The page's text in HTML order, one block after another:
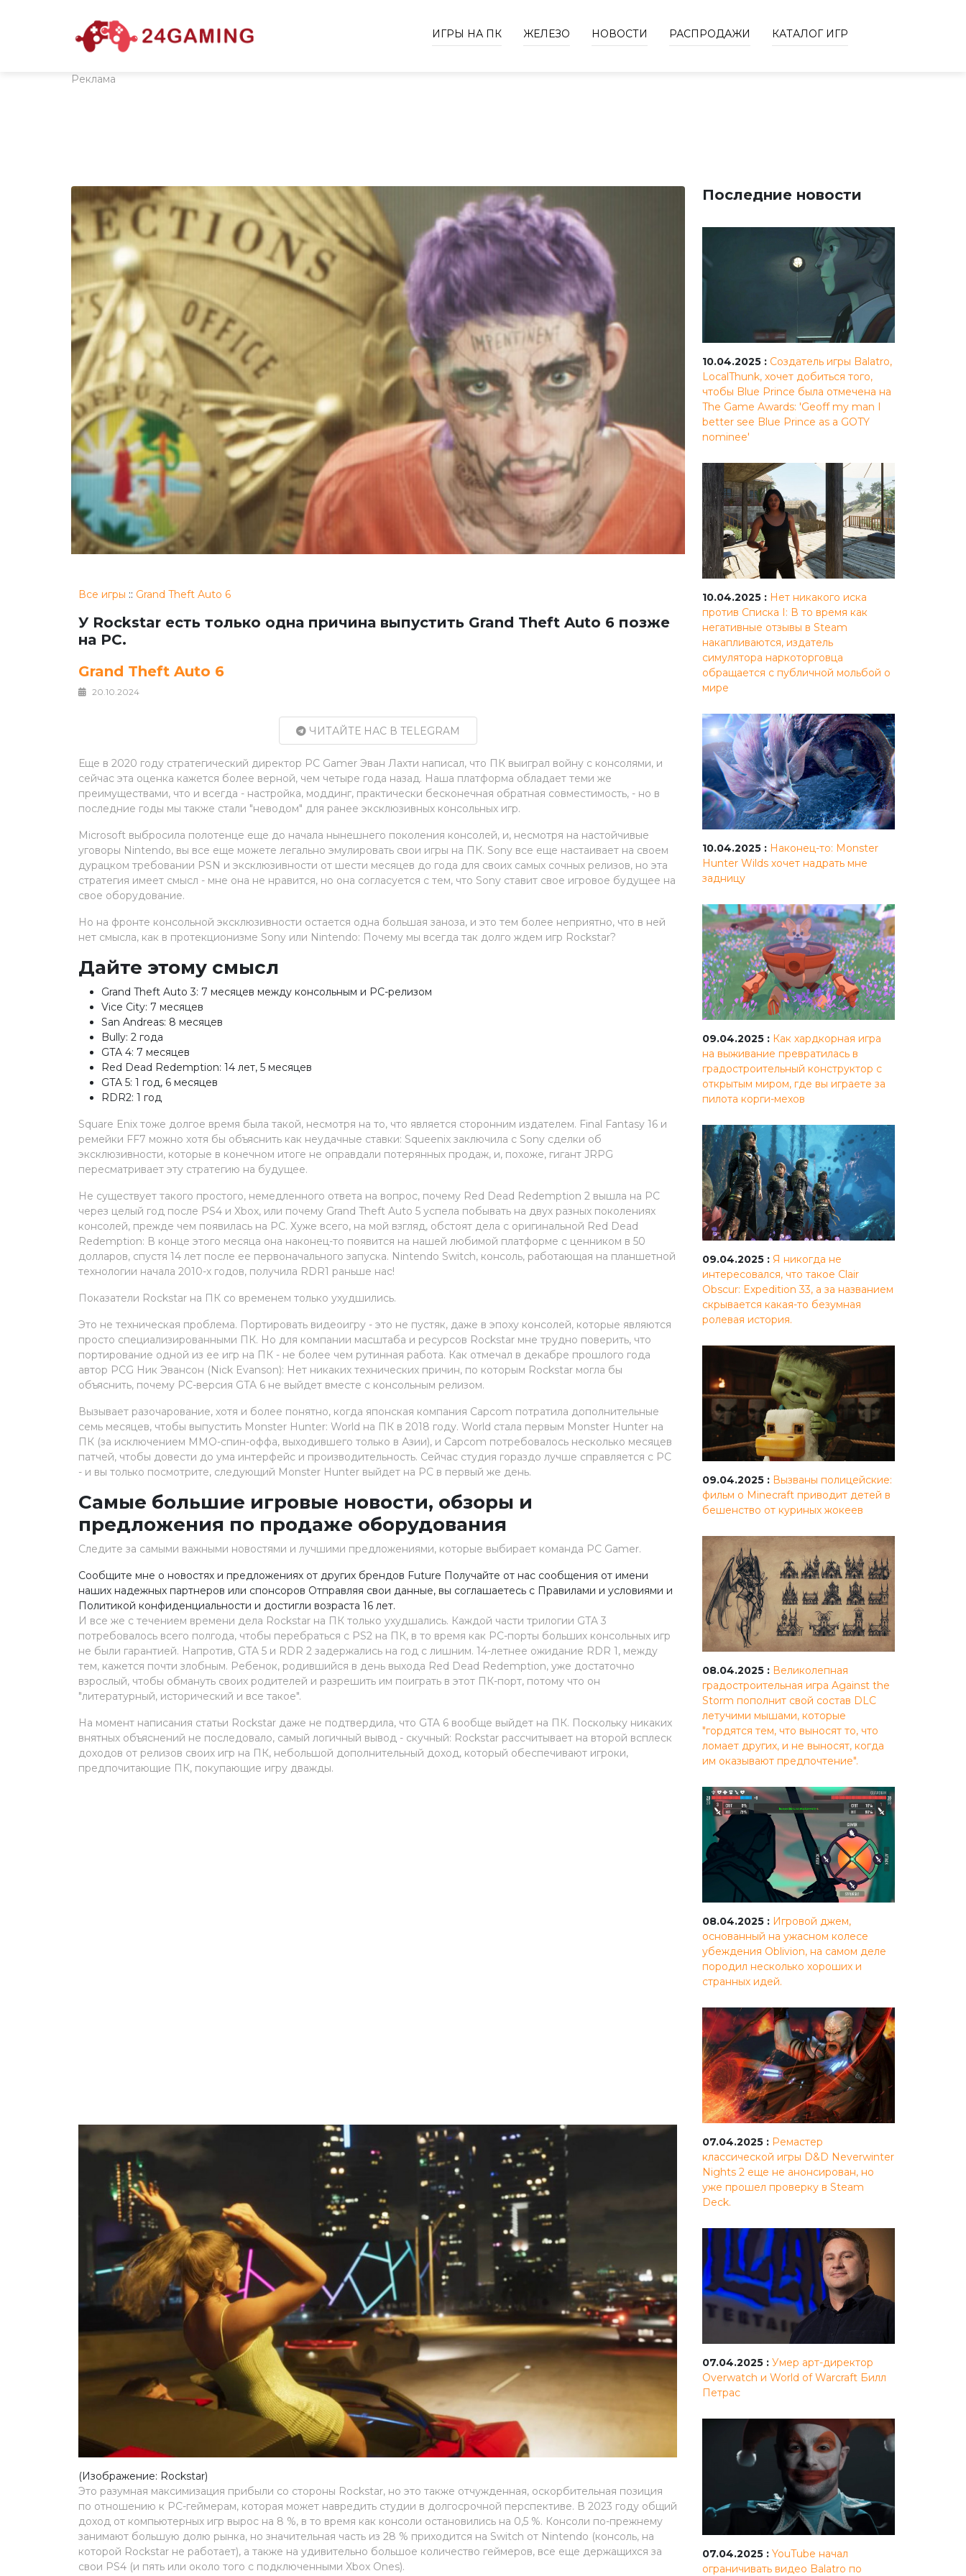
ИГРЫ НА ПК ЖЕЛЕЗО НОВОСТИ РАСПРОДАЖИ КАТАЛОГ ИГР
Реклама
Все игры :: Grand Theft Auto 6
У Rockstar есть только одна причина выпустить Grand Theft Auto 6 позже
на PC.
Grand Theft Auto 6
20.10.2024
ЧИТАЙТЕ НАС В TELEGRAM
Еще в 2020 году стратегический директор PC Gamer Эван Лахти написал, что ПК выиграл войну с консолями, и
сейчас эта оценка кажется более верной, чем четыре года назад. Наша платформа обладает теми же
преимуществами, что и всегда - настройка, моддинг, практически бесконечная обратная совместимость, - но в
последние годы мы также стали "неводом" для ранее эксклюзивных консольных игр.
Microsoft выбросила полотенце еще до начала нынешнего поколения консолей, и, несмотря на настойчивые
уговоры Nintendo, вы все еще можете легально эмулировать свои игры на ПК. Sony все еще настаивает на своем
дурацком требовании PSN и эксклюзивности от шести месяцев до года для своих самых сочных релизов, но эта
стратегия имеет смысл - мне она не нравится, но она согласуется с тем, что Sony ставит свое игровое будущее на
свое оборудование.
Но на фронте консольной эксклюзивности остается одна большая заноза, и это тем более неприятно, что в ней
нет смысла, как в протекционизме Sony или Nintendo: Почему мы всегда так долго ждем игр Rockstar?
Дайте этому смысл
Grand Theft Auto 3: 7 месяцев между консольным и PC-релизом
Vice City: 7 месяцев
San Andreas: 8 месяцев
Bully: 2 года
GTA 4: 7 месяцев
Red Dead Redemption: 14 лет, 5 месяцев
GTA 5: 1 год, 6 месяцев
RDR2: 1 год
Square Enix тоже долгое время была такой, несмотря на то, что является сторонним издателем. Final Fantasy 16 и
ремейки FF7 можно хотя бы объяснить как неудачные ставки: Squeenix заключила с Sony сделки об
эксклюзивности, которые в конечном итоге не оправдали потерянных продаж, и, похоже, гигант JRPG
пересматривает эту стратегию на будущее.
Не существует такого простого, немедленного ответа на вопрос, почему Red Dead Redemption 2 вышла на PC
через целый год после PS4 и Xbox, или почему Grand Theft Auto 5 успела побывать на двух разных поколениях
консолей, прежде чем появилась на PC. Хуже всего, на мой взгляд, обстоят дела с оригинальной Red Dead
Redemption: В конце этого месяца она наконец-то появится на нашей любимой платформе с ценником в 50
долларов, спустя 14 лет после ее первоначального запуска. Nintendo Switch, консоль, работающая на планшетной
технологии начала 2010-х годов, получила RDR1 раньше нас!
Показатели Rockstar на ПК со временем только ухудшились.
Это не техническая проблема. Портировать видеоигру - это не пустяк, даже в эпоху консолей, которые являются
просто специализированными ПК. Но для компании масштаба и ресурсов Rockstar мне трудно поверить, что
портирование одной из ее игр на ПК - не более чем рутинная работа. Как отмечал в декабре прошлого года
автор PCG Ник Эвансон (Nick Evanson): Нет никаких технических причин, по которым Rockstar могла бы
объяснить, почему PC-версия GTA 6 не выйдет вместе с консольным релизом.
Вызывает разочарование, хотя и более понятно, когда японская компания Capcom потратила дополнительные
семь месяцев, чтобы выпустить Monster Hunter: World на ПК в 2018 году. World стала первым Monster Hunter на
ПК (за исключением MMO-спин-оффа, выходившего только в Азии), и Capcom потребовалось несколько месяцев
патчей, чтобы довести до ума интерфейс и производительность. Сейчас студия гораздо лучше справляется с PC
- и вы только посмотрите, следующий Monster Hunter выйдет на PC в первый же день.
Самые большие игровые новости, обзоры и
предложения по продаже оборудования
Следите за самыми важными новостями и лучшими предложениями, которые выбирает команда PC Gamer.
Сообщите мне о новостях и предложениях от других брендов Future Получайте от нас сообщения от имени
наших надежных партнеров или спонсоров Отправляя свои данные, вы соглашаетесь с Правилами и условиями и
Политикой конфиденциальности и достигли возраста 16 лет.
И все же с течением времени дела Rockstar на ПК только ухудшались. Каждой части трилогии GTA 3
потребовалось всего полгода, чтобы перебраться с PS2 на ПК, в то время как PC-порты больших консольных игр
не были гарантией. Напротив, GTA 5 и RDR 2 задержались на год с лишним. 14-летнее ожидание RDR 1, между
тем, кажется почти злобным. Ребенок, родившийся в день выхода Red Dead Redemption, уже достаточно
взрослый, чтобы обмануть своих родителей и разрешить им поиграть в этот ПК-порт, потому что он
"литературный, исторический и все такое".
На момент написания статьи Rockstar даже не подтвердила, что GTA 6 вообще выйдет на ПК. Поскольку никаких
внятных объяснений не последовало, самый логичный вывод - скучный: Rockstar рассчитывает на второй всплеск
доходов от релизов своих игр на ПК, небольшой дополнительный доход, который обеспечивают игроки,
предпочитающие ПК, покупающие игру дважды.
(Изображение: Rockstar)
Это разумная максимизация прибыли со стороны Rockstar, но это также отчужденная, оскорбительная позиция
по отношению к PC-геймерам, которая может навредить студии в долгосрочной перспективе. В 2023 году общий
доход от компьютерных игр вырос на 8 %, в то время как консоли остановились на 0,5 %. Консоли по-прежнему
занимают большую долю рынка, но значительная часть из 28 % приходится на Switch от Nintendo (консоль, на
которой Rockstar не работает), а также на удивительно большое количество геймеров, все еще держащихся за
свои PS4 (и пять или около того с подключенными Xbox Ones).
Последние новости
10.04.2025 : Создатель игры Balatro,
LocalThunk, хочет добиться того,
чтобы Blue Prince была отмечена на
The Game Awards: 'Geoff my man I
better see Blue Prince as a GOTY
nominee'
10.04.2025 : Нет никакого иска
против Списка I: В то время как
негативные отзывы в Steam
накапливаются, издатель
симулятора наркоторговца
обращается с публичной мольбой о
мире
10.04.2025 : Наконец-то: Monster
Hunter Wilds хочет надрать мне
задницу
09.04.2025 : Как хардкорная игра
на выживание превратилась в
градостроительный конструктор с
открытым миром, где вы играете за
пилота корги-мехов
09.04.2025 : Я никогда не
интересовался, что такое Clair
Obscur: Expedition 33, а за названием
скрывается какая-то безумная
ролевая история.
09.04.2025 : Вызваны полицейские:
фильм о Minecraft приводит детей в
бешенство от куриных жокеев
08.04.2025 : Великолепная
градостроительная игра Against the
Storm пополнит свой состав DLC
летучими мышами, которые
"гордятся тем, что выносят то, что
ломает других, и не выносят, когда
им оказывают предпочтение".
08.04.2025 : Игровой джем,
основанный на ужасном колесе
убеждения Oblivion, на самом деле
породил несколько хороших и
странных идей.
07.04.2025 : Ремастер
классической игры D&D Neverwinter
Nights 2 еще не анонсирован, но
уже прошел проверку в Steam
Deck.
07.04.2025 : Умер арт-директор
Overwatch и World of Warcraft Билл
Петрас
07.04.2025 : YouTube начал
ограничивать видео Balatro по